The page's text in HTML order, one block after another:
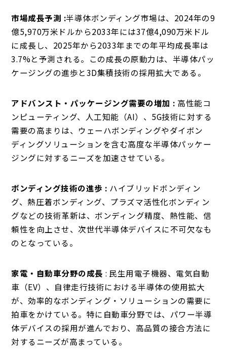
市場成長予測 :半導体ボンディング市場は、2024年の9
億5,970万米ドルから2033年には37億4,090万米ドル
に成長し、2025年から2033年までの年平均成長率は
3.7%と予測される。この成長の原動力は、半導体パッ
ケージングの進歩と3D集積技術の採用拡大である。
アドバンスト・パッケージング需要の増加 : 高性能コ
ンピューティング、人工知能（AI）、5G技術に対する
需要の高まりは、ウェーハボンディングやダイボン
ディングソリューションを含む高度な半導体パッケー
ジングに対するニーズを加速させている。
ボンディング技術の進歩 : ハイブリッドボンディン
グ、熱圧着ボンディング、プラズマ活性化ボンディン
グなどの技術革新は、ボンディング精度、熱性能、信
頼性を向上させ、次世代半導体デバイスに不可欠なも
のとなっている。
家電・自動車分野の成長: 民生用電子機器、電気自動
車（EV）、自律走行技術における半導体の使用拡大
が、効率的なボンディング・ソリューションの需要に
拍車をかけている。特に自動車分野では、パワー半導
体デバイスの採用が進んでおり、高品質の接合方法に
対するニーズが高まっている。